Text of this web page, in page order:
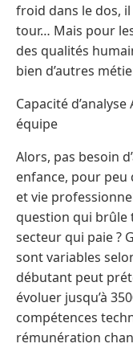
froid dans le dos,
tour… Mais pour
des qualités
bien d’autres
Capacité
équipe
Alors, pas besoin
enfance, pour peu
et vie
question qui brûle
secteur qui paie ?
sont variables
débutant peut
évoluer jusqu’à
compétences
rémunération